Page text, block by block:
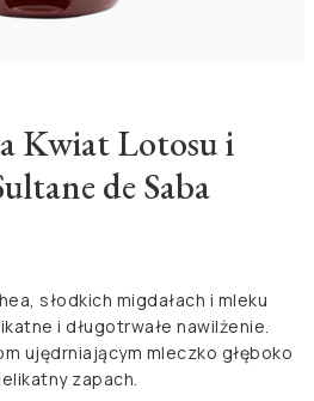
Kwiat Lotosu i
de Saba
słodkich migdałach i mleku
i długotrwałe nawilżenie.
ujędrniającym mleczko głęboko
zapach.